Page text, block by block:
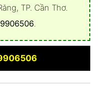
TP. Cần Thơ.
.